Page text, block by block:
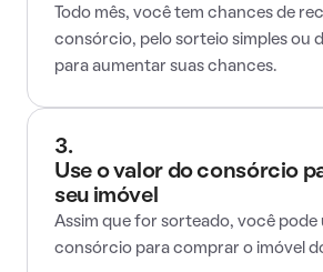
Todo mês, você tem chances de
consórcio, pelo sorteio simples ou
para aumentar suas chances.
3.
Use o valor do consórcio
seu imóvel
Assim que for sorteado, você pode
consórcio para comprar o imóvel